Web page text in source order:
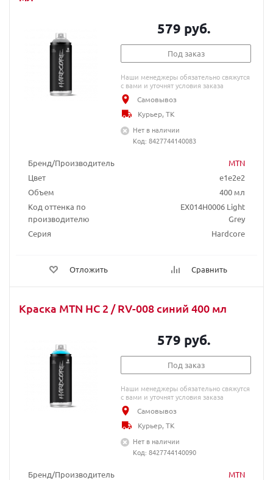
Бренд/Производитель
MTN
Цвет
e1e2e2
Объем
400 мл
Код оттенка по
производителю
EX014H0006 Light
Grey
Серия
Hardcore
Отложить Сравнить
579 руб.
Под заказ
Наши менеджеры обязательно свяжутся
с вами и уточнят условия заказа
Самовывоз
Курьер, ТК
Нет в наличии
Код: 8427744140083
Краска MTN HC 2 / RV-008 синий 400 мл
Бренд/Производитель
MTN
579 руб.
Под заказ
Наши менеджеры обязательно свяжутся
с вами и уточнят условия заказа
Самовывоз
Курьер, ТК
Нет в наличии
Код: 8427744140090